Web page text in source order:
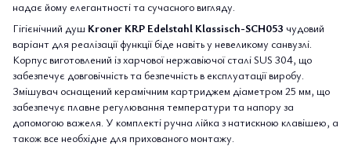
надає йому елегантності та сучасного вигляду.
Гігієнічний душ Kroner KRP Edelstahl Klassisch-SCH053 чудовий
варіант для реалізації функції біде навіть у невеликому санвузлі.
Корпус виготовлений із харчової нержавіючої сталі SUS 304, що
забезпечує довговічність та безпечність в експлуатації виробу.
Змішувач оснащений керамічним картриджем діаметром 25 мм, що
забезпечує плавне регулювання температури та напору за
допомогою важеля. У комплекті ручна лійка з натискною клавішею, а
також все необхідне для прихованого монтажу.